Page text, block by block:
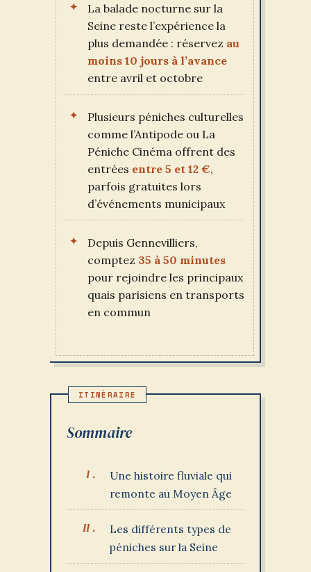
La balade nocturne sur la
Seine reste l’expérience la
plus demandée : réservez au
moins 10 jours à l’avance
entre avril et octobre
Plusieurs péniches culturelles
comme l’Antipode ou La
Péniche Cinéma offrent des
entrées entre 5 et 12 €,
parfois gratuites lors
d’événements municipaux
Depuis Gennevilliers,
comptez 35 à 50 minutes
pour rejoindre les principaux
quais parisiens en transports
en commun
Sommaire
Une histoire fluviale qui
remonte au Moyen Âge
Les différents types de
péniches sur la Seine